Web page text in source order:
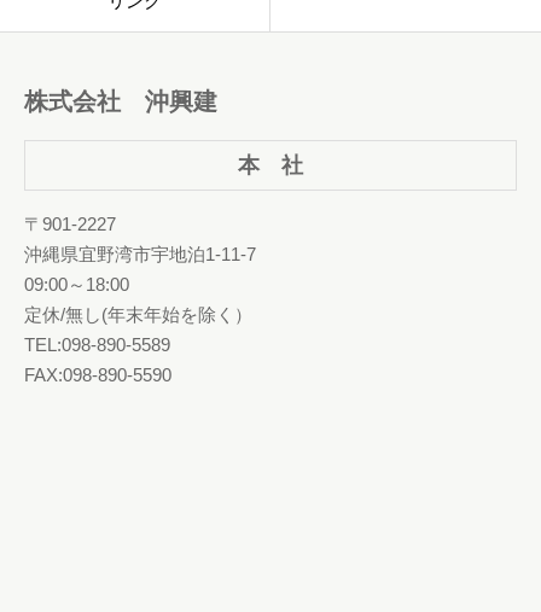
株式会社 沖興建
本 社
〒901-2227
沖縄県宜野湾市宇地泊1-11-7
09:00～18:00
定休/無し(年末年始を除く）
TEL:098-890-5589
FAX:098-890-5590